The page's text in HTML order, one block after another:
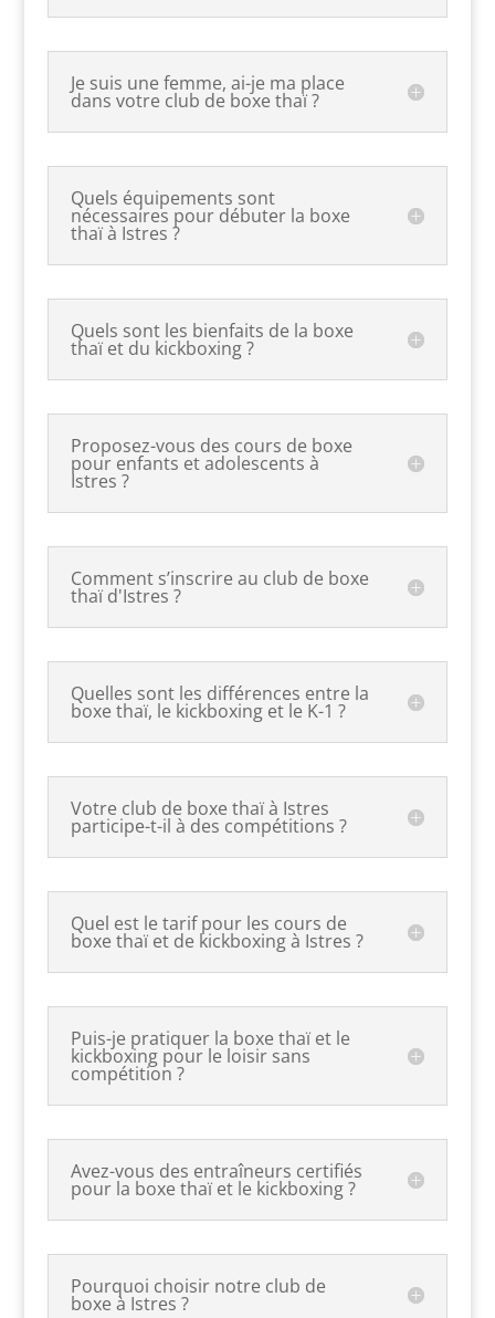
Je suis une femme, ai-je ma place
dans votre club de boxe thaï ?
Quels équipements sont
nécessaires pour débuter la boxe
thaï à Istres ?
Quels sont les bienfaits de la boxe
thaï et du kickboxing ?
Proposez-vous des cours de boxe
pour enfants et adolescents à
Istres ?
Comment s’inscrire au club de boxe
thaï d'Istres ?
Quelles sont les différences entre la
boxe thaï, le kickboxing et le K-1 ?
Votre club de boxe thaï à Istres
participe-t-il à des compétitions ?
Quel est le tarif pour les cours de
boxe thaï et de kickboxing à Istres ?
Puis-je pratiquer la boxe thaï et le
kickboxing pour le loisir sans
compétition ?
Avez-vous des entraîneurs certifiés
pour la boxe thaï et le kickboxing ?
Pourquoi choisir notre club de
boxe à Istres ?